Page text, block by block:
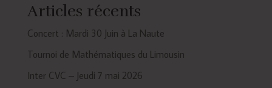
Articles récents
Concert : Mardi 30 Juin à La Naute
Tournoi de Mathématiques du Limousin
Inter CVC – Jeudi 7 mai 2026